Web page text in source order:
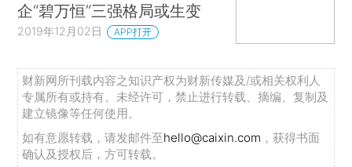
企“碧万恒”三强格局或生变
2019年12月02日 APP打开
财新网所刊载内容之知识产权为财新传媒及/或相关权利人
专属所有或持有。未经许可，禁止进行转载、摘编、复制及
建立镜像等任何使用。
如有意愿转载，请发邮件至hello@caixin.com ，获得书面
确认及授权后，方可转载。